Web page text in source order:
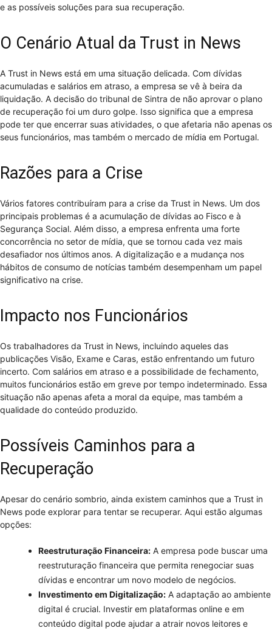
e as possíveis soluções para sua recuperação.
O Cenário Atual da Trust in News
A Trust in News está em uma situação delicada. Com dívidas
acumuladas e salários em atraso, a empresa se vê à beira da
liquidação. A decisão do tribunal de Sintra de não aprovar o plano
de recuperação foi um duro golpe. Isso significa que a empresa
pode ter que encerrar suas atividades, o que afetaria não apenas os
seus funcionários, mas também o mercado de mídia em Portugal.
Razões para a Crise
Vários fatores contribuíram para a crise da Trust in News. Um dos
principais problemas é a acumulação de dívidas ao Fisco e à
Segurança Social. Além disso, a empresa enfrenta uma forte
concorrência no setor de mídia, que se tornou cada vez mais
desafiador nos últimos anos. A digitalização e a mudança nos
hábitos de consumo de notícias também desempenham um papel
significativo na crise.
Impacto nos Funcionários
Os trabalhadores da Trust in News, incluindo aqueles das
publicações Visão, Exame e Caras, estão enfrentando um futuro
incerto. Com salários em atraso e a possibilidade de fechamento,
muitos funcionários estão em greve por tempo indeterminado. Essa
situação não apenas afeta a moral da equipe, mas também a
qualidade do conteúdo produzido.
Possíveis Caminhos para a
Recuperação
Apesar do cenário sombrio, ainda existem caminhos que a Trust in
News pode explorar para tentar se recuperar. Aqui estão algumas
opções:
Reestruturação Financeira: A empresa pode buscar uma
reestruturação financeira que permita renegociar suas
dívidas e encontrar um novo modelo de negócios.
Investimento em Digitalização: A adaptação ao ambiente
digital é crucial. Investir em plataformas online e em
conteúdo digital pode ajudar a atrair novos leitores e